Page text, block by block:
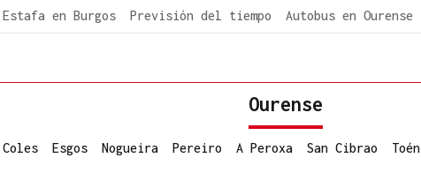
Estafa en Burgos Previsión del tiempo Autobus en Ourense
Ourense
Coles Esgos Nogueira Pereiro A Peroxa San Cibrao Toén